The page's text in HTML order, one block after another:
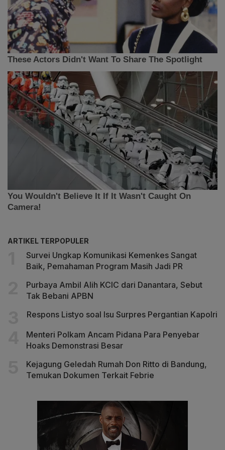
ARTIKEL TERPOPULER
Survei Ungkap Komunikasi Kemenkes Sangat
Baik, Pemahaman Program Masih Jadi PR
Purbaya Ambil Alih KCIC dari Danantara, Sebut
Tak Bebani APBN
Respons Listyo soal Isu Surpres Pergantian Kapolri
Menteri Polkam Ancam Pidana Para Penyebar
Hoaks Demonstrasi Besar
Kejagung Geledah Rumah Don Ritto di Bandung,
Temukan Dokumen Terkait Febrie